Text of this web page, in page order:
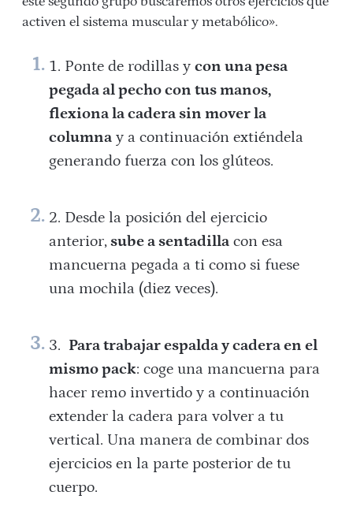
activen el sistema muscular y metabólico».
Ponte de rodillas y con una pesa
pegada al pecho con tus manos,
flexiona la cadera sin mover la
columnay a continuación extiéndela
generando fuerza con los glúteos.
Desde la posición del ejercicio
anterior,sube a sentadillacon esa
mancuerna pegada a ti como si fuese
una mochila (diez veces).
Para trabajar espalda y cadera en el
mismo pack: coge una mancuerna para
hacer remo invertido y a continuación
extender la cadera para volver a tu
vertical. Una manera de combinar dos
ejercicios en la parte posterior de tu
cuerpo.